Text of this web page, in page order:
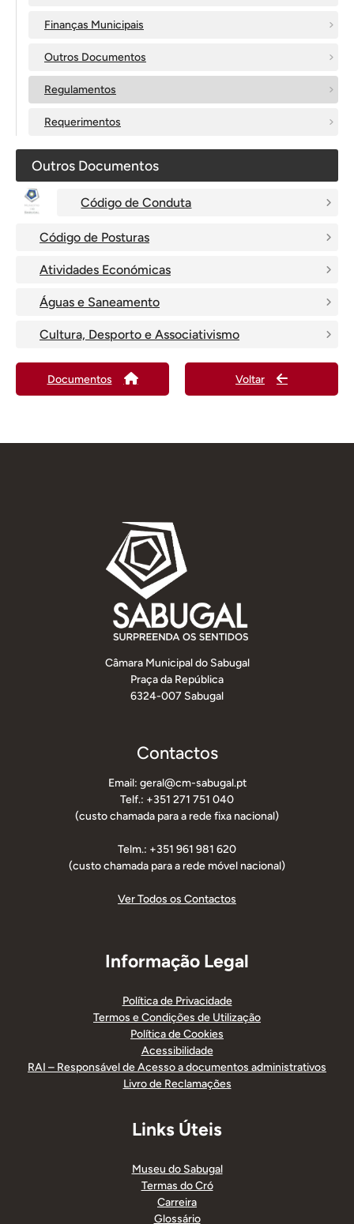
Finanças Municipais
Outros Documentos
Regulamentos
Requerimentos
Outros Documentos
Código de Conduta
Código de Posturas
Atividades Económicas
Águas e Saneamento
Cultura, Desporto e Associativismo
Documentos Voltar
Câmara Municipal do Sabugal
Praça da República
6324-007 Sabugal
Contactos
Email: geral@cm-sabugal.pt
Telf.: +351 271 751 040
(custo chamada para a rede fixa nacional)
Telm.: +351 961 981 620
(custo chamada para a rede móvel nacional)
Ver Todos os Contactos
Informação Legal
Política de Privacidade
Termos e Condições de Utilização
Política de Cookies
Acessibilidade
RAI – Responsável de Acesso a documentos administrativos
Livro de Reclamações
Links Úteis
Museu do Sabugal
Termas do Cró
Carreira
Glossário